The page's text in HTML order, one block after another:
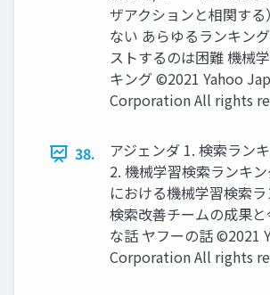
ザアクションと相関する
ない あらゆるランキン
ストするのは困難 機械
キング ©2021 Yahoo
Corporation All rights
38.
アジェンダ 1. 検索ラン
2. 機械学習検索ランキ
における機械学習検索
検索改善チームの成果
な話 ヤフーの話 ©2021
Corporation All rights